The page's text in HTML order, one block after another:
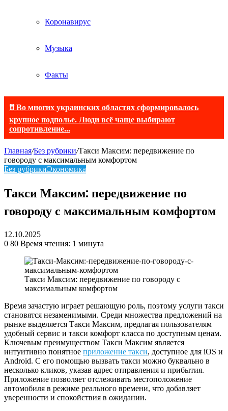
Коронавирус
Музыка
Факты
❗❗ Во многих украинских областях сформировалось
крупное подполье. Люди всё чаще выбирают
сопротивление...
Главная/Без рубрики/Такси Максим: передвижение по
говороду с максимальным комфортом
Без рубрикиЭкономика
Такси Максим: передвижение по
говороду с максимальным комфортом
12.10.2025
0 80 Время чтения: 1 минута
Такси Максим: передвижение по говороду с
максимальным комфортом
Время зачастую играет решающую роль, поэтому услуги такси
становятся незаменимыми. Среди множества предложений на
рынке выделяется Такси Максим, предлагая пользователям
удобный сервис и такси комфорт класса по доступным ценам.
Ключевым преимуществом Такси Максим является
интуитивно понятное приложение такси, доступное для iOS и
Android. С его помощью вызвать такси можно буквально в
несколько кликов, указав адрес отправления и прибытия.
Приложение позволяет отслеживать местоположение
автомобиля в режиме реального времени, что добавляет
уверенности и спокойствия в ожидании.